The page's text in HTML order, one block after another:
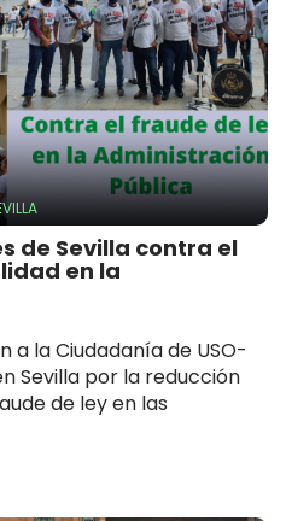
de Sevilla contra el
en la
a la Ciudadanía de USO-
Sevilla por la reducción
de ley en las